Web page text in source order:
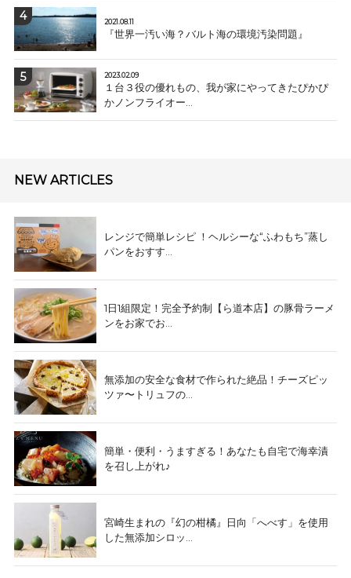
2021.08.11
『世界一汚い海？バルト海の環境汚染問題』
2023.02.09
１台３役の優れもの、我が家にやってきたぴかぴ
かノンフライオー...
NEW ARTICLES
レンジで簡単レシピ ！ヘルシーな“ふわもち”蒸し
パンをおすす...
1日1組限定！完全予約制【ら道本店】の豚骨ラーメ
ンをお家でお...
無添加の安全な食材で作られた絶品！チーズピッ
ツァ〜トリュフの...
簡単・便利・うますぎる！あなたも自宅で海幸漬
を召し上がれ♪
宮崎生まれの『幻の柑橘』日向「へべす」を使用
した無添加シロッ...